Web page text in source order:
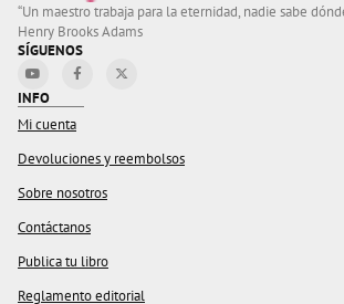
“Un maestro trabaja para la eternidad, nadie sabe
Henry Brooks Adams
SÍGUENOS
INFO
Mi cuenta
Devoluciones y reembolsos
Sobre nosotros
Contáctanos
Publica tu libro
Reglamento editorial